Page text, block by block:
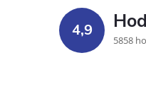
4,9
5858